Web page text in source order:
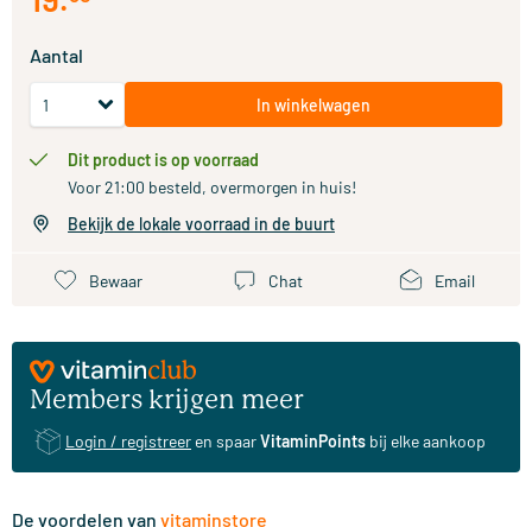
Aantal
In winkelwagen
Dit product is op voorraad
Voor 21:00 besteld, overmorgen in huis!
Bekijk de lokale voorraad in de buurt
Bewaar Chat Email
Members krijgen meer
Login / registreer en spaarVitaminPoints bij elke aankoop
De voordelen van vitaminstore